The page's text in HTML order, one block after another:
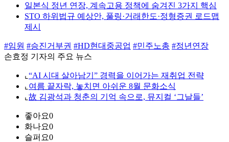
일본식 정년 연장, 계속고용 정책에 숨겨진 3가지 핵심
STO 하위법규 예상안, 풀링·거래한도·정형증권 로드맵
제시
#임원 #승진거부권 #HD현대중공업 #민주노총 #정년연장
손효정 기자의 주요 뉴스
⌞ “AI 시대 살아남기” 경력을 이어가는 재취업 전략
⌞ 여름 끝자락, 놓치면 아쉬운 8월 문화소식
⌞ 故 김광석과 청춘의 기억 속으로, 뮤지컬 ‘그날들’
좋아요0
화나요0
슬퍼요0